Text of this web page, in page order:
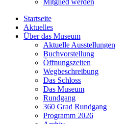
Mitglied werden
Startseite
Aktuelles
Über das Museum
Aktuelle Ausstellungen
Buchvorstellung
Öffnungszeiten
Wegbeschreibung
Das Schloss
Das Museum
Rundgang
360 Grad Rundgang
Programm 2026